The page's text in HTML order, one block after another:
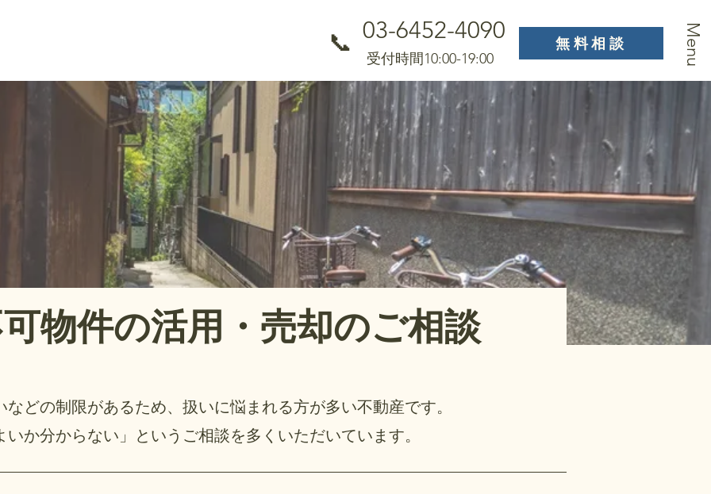
📞 03-6452-4090
受付時間10:00-19:00
無料相談 Menu
物件の活用・売却のご相談
どの制限があるため、扱いに悩まれる方が多い不動産です。
か分からない」というご相談を多くいただいています。